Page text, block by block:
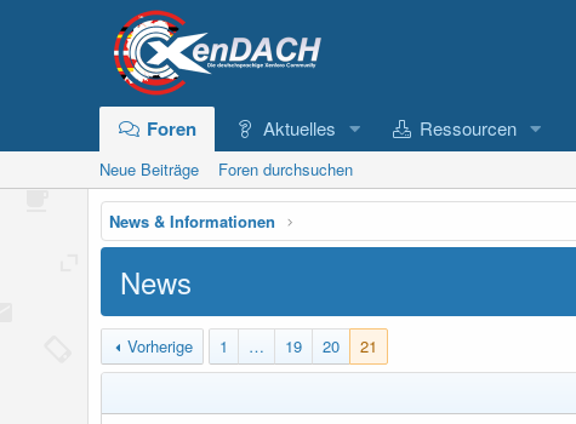
Foren Aktuelles Ressourcen
Neue Beiträge Foren durchsuchen
News & Informationen
News
Vorherige 1 … 19 20
21